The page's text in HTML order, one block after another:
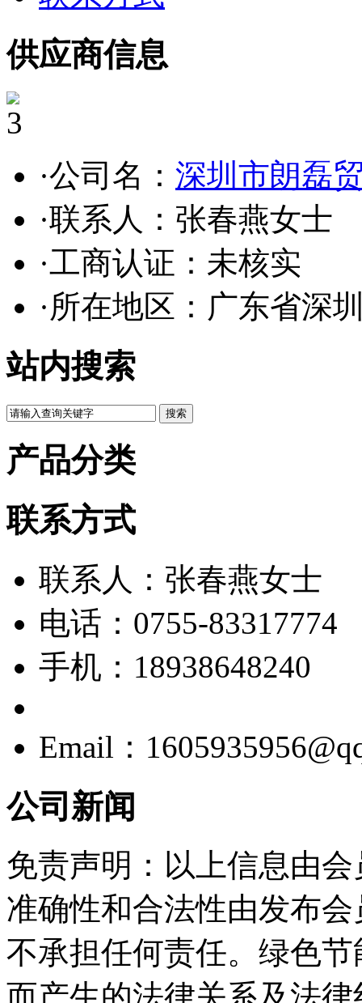
供应商信息
3
·公司名： 深圳市朗磊
·联系人：张春燕女士
·工商认证： 未核实
·所在地区：广东省深
站内搜索
产品分类
联系方式
联系人：张春燕女士
电话：0755-83317774
手机：18938648240
Email：
公司新闻
免责声明：以上信息由
准确性和合法性由发布
不承担任何责任。绿色